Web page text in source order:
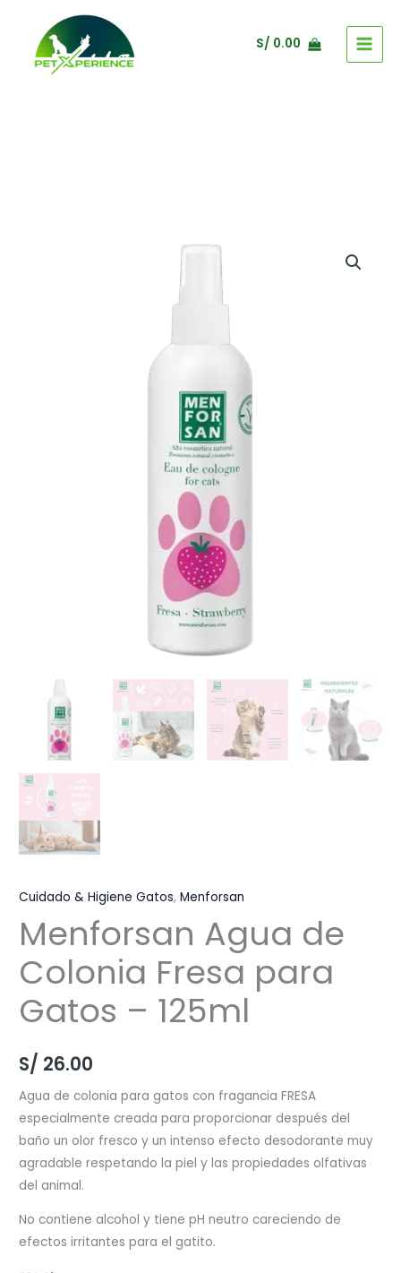
contenido
S/ 0.00
Cuidado & Higiene Gatos,Menforsan
Menforsan Agua de
Colonia Fresa para
Gatos – 125ml
S/ 26.00
Agua de colonia para gatos con fragancia FRESA
especialmente creada para proporcionar después del
baño un olor fresco y un intenso efecto desodorante muy
agradable respetando la piel y las propiedades olfativas
del animal.
No contiene alcohol y tiene pH neutro careciendo de
efectos irritantes para el gatito.